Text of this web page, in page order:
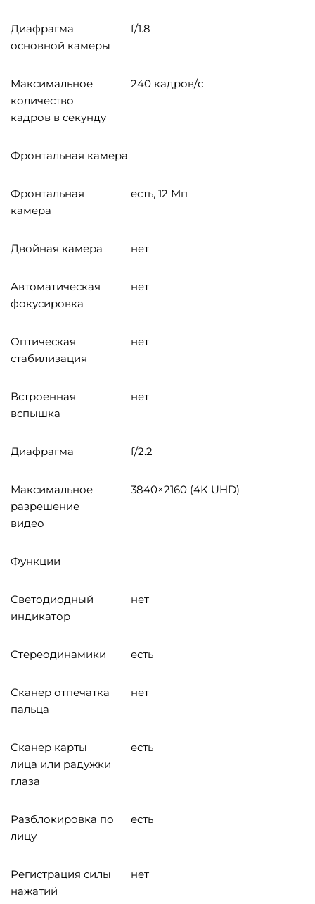
Диафрагма
основной камеры
f/1.8
Максимальное
количество
кадров в секунду
240 кадров/с
Фронтальная камера
Фронтальная
камера
есть, 12 Мп
Двойная камера нет
Автоматическая
фокусировка
нет
Оптическая
стабилизация
нет
Встроенная
вспышка
нет
Диафрагма f/2.2
Максимальное
разрешение
видео
3840×2160 (4K UHD)
Функции
Светодиодный
индикатор
нет
Стереодинамики есть
Сканер отпечатка
пальца
нет
Сканер карты
лица или радужки
глаза
есть
Разблокировка по
лицу
есть
Регистрация силы
нажатий
нет